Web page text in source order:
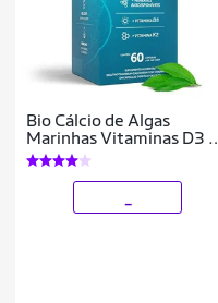
Bio Cálcio de Algas
Marinhas Vitaminas D3 e
K2 60 cáps Puravida